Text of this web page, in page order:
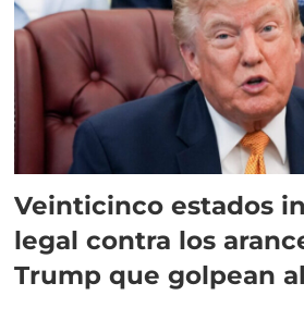
Veinticinco estados
legal contra los
Trump que golpean